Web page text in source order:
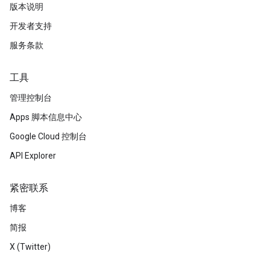
版本说明
开发者支持
服务条款
工具
管理控制台
Apps 脚本信息中心
Google Cloud 控制台
API Explorer
紧密联系
博客
简报
X (Twitter)